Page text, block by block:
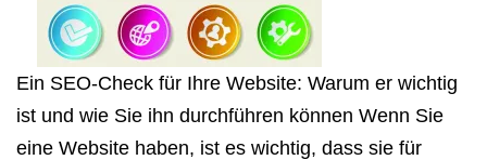
Ein SEO-Check für Ihre Website: Warum er wichtig
ist und wie Sie ihn durchführen können Wenn Sie
eine Website haben, ist es wichtig, dass sie für